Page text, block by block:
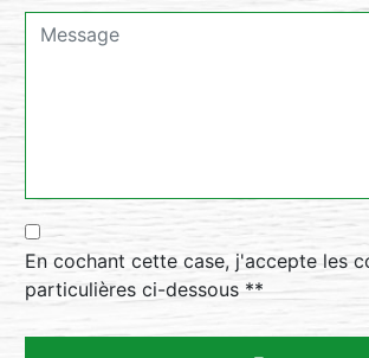
En cochant cette case, j'accepte les
particulières ci-dessous **